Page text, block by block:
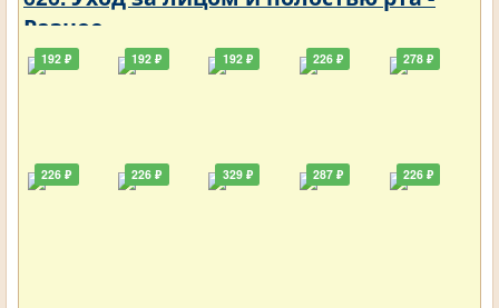
Разное
192 ₽
226 ₽
192 ₽
226 ₽
192 ₽
329 ₽
226 ₽
287 ₽
278 ₽
226 ₽